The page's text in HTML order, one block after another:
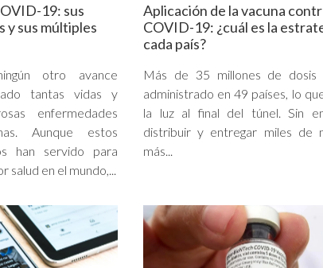
19: sus
y sus múltiples
otro avance
tantas vidas y
enfermedades
Aunque estos
han servido para
en el mundo,...
Aplicación de la vacuna
COVID-19: ¿cuál es la
cada país?
Más de 35 millones de dosis
administrado en 49 países, lo
la luz al final del túnel. Sin
distribuir y entregar miles de
más...